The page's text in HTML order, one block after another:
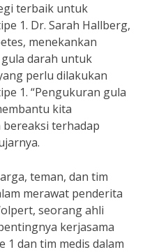
terbaik untuk
1. Dr. Sarah Hallberg,
menekankan
darah untuk
perlu dilakukan
1. “Pengukuran gula
kita
terhadap
teman, dan tim
merawat penderita
seorang ahli
kerjasama
dan tim medis dalam